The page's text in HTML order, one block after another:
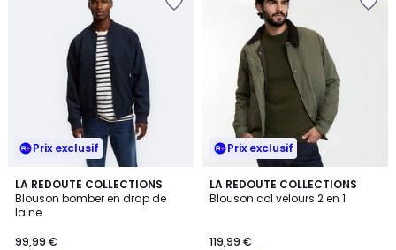
Prix exclusif
LA REDOUTE COLLECTIONS
Blouson bomber en drap de
laine
99,99 €
4,6
/ 5
Prix exclusif
LA REDOUTE COLLECTIONS
Blouson col velours 2 en 1
119,99 €